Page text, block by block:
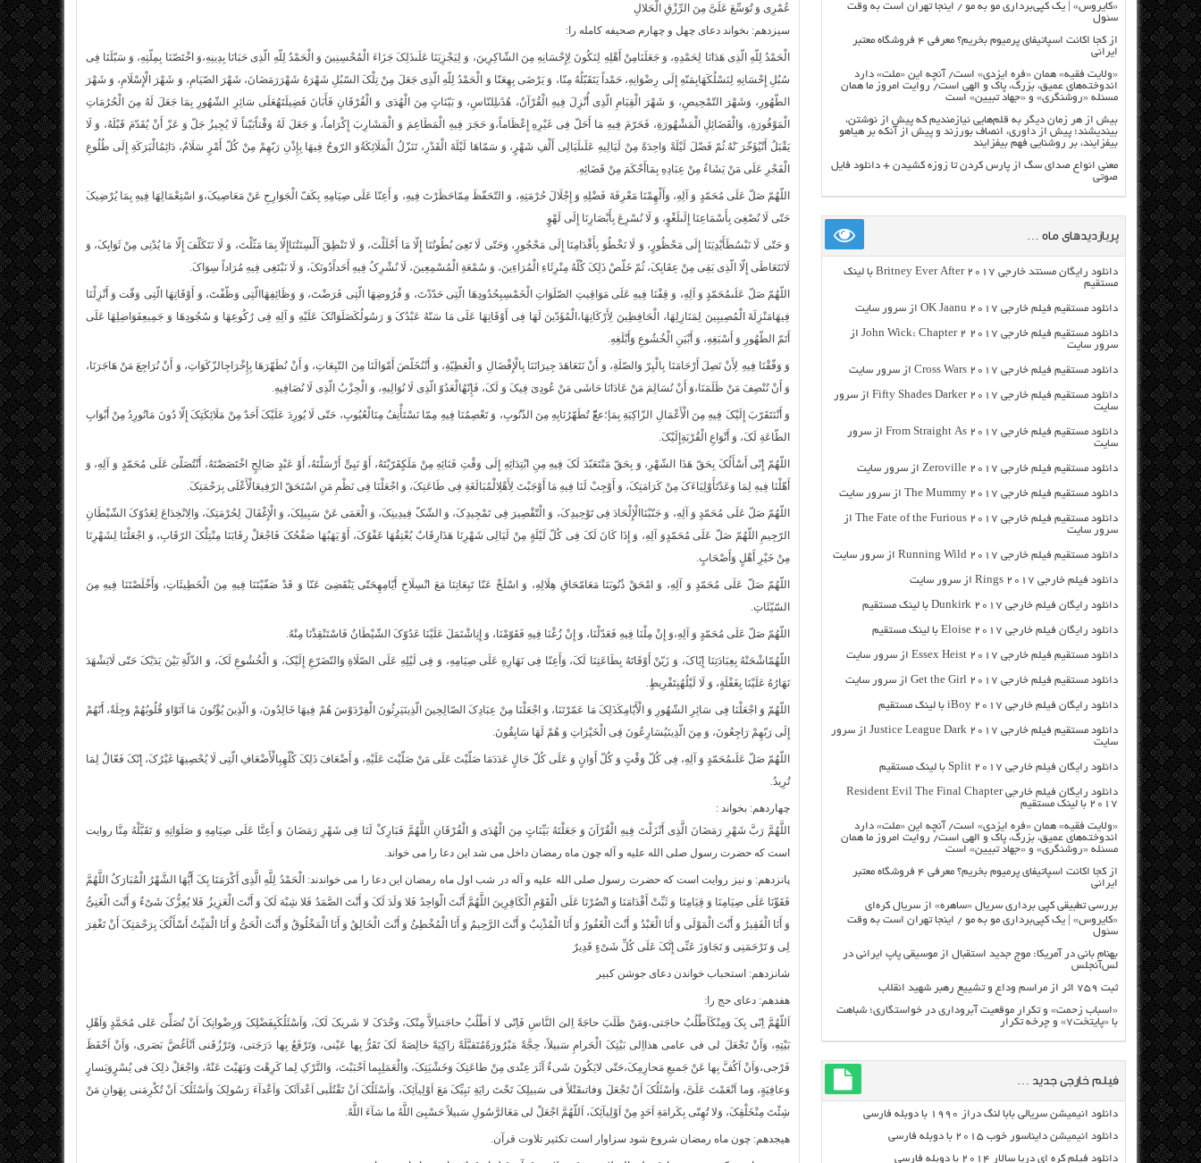
عُمْرِی وَ تُوَسِّعَ عَلَیَّ مِنَ الرِّزْقِ الْحَلالِ
سیزدهم: بخواند دعاى چهل و چهارم صحیفه کامله را:
الْحَمْدُ لِلّهِ الّذِی هَدَانَا لِحَمْدِهِ، وَ جَعَلَنَامِنْ أَهْلِهِ لِنَکُونَ لِإِحْسَانِهِ مِنَ الشّاکِرِینَ، وَ لِیَجْزِیَنَا عَلَىذَلِکَ جَزَاءَ الْمُحْسِنِینَ‏ وَ الْحَمْدُ لِلّهِ الّذِی حَبَانَا بِدِینِهِ،وَ اخْتَصّنَا بِمِلّتِهِ، وَ سَبّلَنَا فِی
سُبُلِ إِحْسَانِهِ لِنَسْلُکَهَابِمَنّهِ إِلَى رِضْوَانِهِ، حَمْداً یَتَقَبّلُهُ مِنّا، وَ یَرْضَى بِهِعَنّا وَ الْحَمْدُ لِلّهِ الّذِی جَعَلَ مِنْ تِلْکَ السّبُلِ شَهْرَهُ شَهْرَرَمَضَانَ، شَهْرَ الصّیَامِ، وَ شَهْرَ الْإِسْلَامِ، وَ شَهْرَ
الطّهُورِ، وَشَهْرَ التّمْحِیصِ، وَ شَهْرَ الْقِیَامِ الّذِی أُنْزِلَ فِیهِ الْقُرْآنُ، هُدًىلِلنّاسِ، وَ بَیّنَاتٍ مِنَ الْهُدَى وَ الْفُرْقَانِ‏ فَأَبَانَ فَضِیلَتَهُعَلَى سَائِرِ الشّهُورِ بِمَا جَعَلَ لَهُ مِنَ الْحُرُمَاتِ
الْمَوْفُورَةِ، وَالْفَضَائِلِ الْمَشْهُورَةِ، فَحَرّمَ فِیهِ مَا أَحَلّ فِی غَیْرِهِ إِعْظَاماً،وَ حَجَرَ فِیهِ الْمَطَاعِمَ وَ الْمَشَارِبَ إِکْرَاماً، وَ جَعَلَ لَهُ وَقْتاًبَیّناً لَا یُجِیزُ جَلّ وَ عَزّ أَنْ یُقَدّمَ قَبْلَهُ، وَ لَا
یَقْبَلُ أَنْیُؤَخّرَ َنْهُ.ثُمّ فَضّلَ لَیْلَةً وَاحِدَةً مِنْ لَیَالِیهِ عَلَىلَیَالِی أَلْفِ شَهْرٍ، وَ سَمّاهَا لَیْلَةَ الْقَدْرِ، تَنَزّلُ الْمَلَائِکَةُوَ الرّوحُ فِیهَا بِإِذْنِ رَبّهِمْ مِنْ کُلّ أَمْرٍ سَلَامٌ، دَائِمُالْبَرَکَةِ إِلَى طُلُوعِ
الْفَجْرِ عَلَى مَنْ یَشَاءُ مِنْ عِبَادِهِ بِمَاأَحْکَمَ مِنْ قَضَائِهِ.
اللّهُمّ صَلّ عَلَى مُحَمّدٍ وَ آلِهِ، وَأَلْهِمْنَا مَعْرِفَةَ فَضْلِهِ وَ إِجْلَالَ حُرْمَتِهِ، وَ التّحَفّظَ مِمّاحَظَرْتَ فِیهِ، وَ أَعِنّا عَلَى صِیَامِهِ بِکَفّ الْجَوَارِحِ عَنْ مَعَاصِیکَ،وَ اسْتِعْمَالِهَا فِیهِ بِمَا یُرْضِیکَ
حَتّى لَا نُصْغِیَ بِأَسْمَاعِنَا إِلَىلَغْوٍ، وَ لَا نُسْرِعَ بِأَبْصَارِنَا إِلَى لَهْوٍ
وَ حَتّى لَا نَبْسُطَأَیْدِیَنَا إِلَى مَحْظُورٍ، وَ لَا نَخْطُوَ بِأَقْدَامِنَا إِلَى مَحْجُورٍ، وَحَتّى لَا تَعِیَ بُطُونُنَا إِلّا مَا أَحْلَلْتَ، وَ لَا تَنْطِقَ أَلْسِنَتُنَاإِلّا بِمَا مَثّلْتَ، وَ لَا نَتَکَلّفَ إِلّا مَا یُدْنِی مِنْ ثَوَابِکَ، وَ
لَانَتَعَاطَى إِلّا الّذِی یَقِی مِنْ عِقَابِکَ، ثُمّ خَلّصْ ذَلِکَ کُلّهُ مِنْرِئَاءِ الْمُرَاءِینَ، وَ سُمْعَةِ الْمُسْمِعِینَ، لَا نُشْرِکُ فِیهِ أَحَداًدُونَکَ، وَ لَا نَبْتَغِی فِیهِ مُرَاداً سِوَاکَ.
اللّهُمّ صَلّ عَلَىمُحَمّدٍ وَ آلِهِ، وَ قِفْنَا فِیهِ عَلَى مَوَاقِیتِ الصّلَوَاتِ الْخَمْسِبِحُدُودِهَا الّتِی حَدّدْتَ، وَ فُرُوضِهَا الّتِی فَرَضْتَ، وَ وَظَائِفِهَاالّتِی وَظّفْتَ، وَ أَوْقَاتِهَا الّتِی وَقّت‏ وَ أَنْزِلْنَا
فِیهَامَنْزِلَةَ الْمُصِیبِینَ لِمَنَازِلِهَا، الْحَافِظِینَ لِأَرْکَانِهَا،الْمُؤَدّینَ لَهَا فِی أَوْقَاتِهَا عَلَى مَا سَنّهُ عَبْدُکَ وَ رَسُولُکَصَلَوَاتُکَ عَلَیْهِ وَ آلِهِ فِی رُکُوعِهَا وَ سُجُودِهَا وَ جَمِیعِفَوَاضِلِهَا عَلَى
أَتَمّ الطّهُورِ وَ أَسْبَغِهِ، وَ أَبْیَنِ الْخُشُوعِ وَأَبْلَغِهِ.
وَ وَفّقْنَا فِیهِ لِأَنْ نَصِلَ أَرْحَامَنَا بِالْبِرّ وَالصّلَةِ، وَ أَنْ نَتَعَاهَدَ جِیرَانَنَا بِالْإِفْضَالِ وَ الْعَطِیّةِ، وَ أَنْنُخَلّصَ أَمْوَالَنَا مِنَ التّبِعَاتِ، وَ أَنْ نُطَهّرَهَا بِإِخْرَاجِالزّکَوَاتِ، وَ أَنْ نُرَاجِعَ مَنْ هَاجَرَنَا،
وَ أَنْ نُنْصِفَ مَنْ ظَلَمَنَا،وَ أَنْ نُسَالِمَ مَنْ عَادَانَا حَاشَى مَنْ عُودِیَ فِیکَ وَ لَکَ، فَإِنّهُالْعَدُوّ الّذِی لَا نُوَالِیهِ، وَ الْحِزْبُ الّذِی لَا نُصَافِیهِ.
وَ أَنْنَتَقَرّبَ إِلَیْکَ فِیهِ مِنَ الْأَعْمَالِ الزّاکِیَةِ بِمَإ؛ععّّ تُطَهّرُنَابِهِ مِنَ الذّنُوبِ، وَ تَعْصِمُنَا فِیهِ مِمّا نَسْتَأْنِفُ‏ مِنَالْعُیُوبِ، حَتّى لَا یُورِدَ عَلَیْکَ أَحَدٌ مِنْ مَلَائِکَتِکَ إِلّا دُونَ مَانُورِدُ مِنْ أَبْوَابِ
الطّاعَةِ لَکَ، وَ أَنْوَاعِ الْقُرْبَةِإِلَیْکَ.
اللّهُمّ إِنّی أَسْأَلُکَ بِحَقّ هَذَا الشّهْرِ، وَ بِحَقّ مَنْتَعَبّدَ لَکَ فِیهِ مِنِ ابْتِدَائِهِ إِلَى وَقْتِ فَنَائِهِ مِنْ مَلَکٍقَرّبْتَهُ، أَوْ نَبِیّ‏ٍ أَرْسَلْتَهُ، أَوْ عَبْدٍ صَالِحٍ اخْتَصَصْتَهُ، أَنْتُصَلّیَ عَلَى مُحَمّدٍ وَ آلِهِ، وَ
أَهّلْنَا فِیهِ لِمَا وَعَدْتَأَوْلِیَاءَکَ مِنْ کَرَامَتِکَ، وَ أَوْجِبْ لَنَا فِیهِ مَا أَوْجَبْتَ لِأَهْلِالْمُبَالَغَةِ فِی طَاعَتِکَ، وَ اجْعَلْنَا فِی نَظْمِ مَنِ اسْتَحَقّ الرّفِیعَالْأَعْلَى بِرَحْمَتِکَ.
اللّهُمّ صَلّ عَلَى مُحَمّدٍ وَ آلِهِ، وَ جَنّبْنَاالْإِلْحَادَ فِی تَوْحِیدِکَ، وَ الْتّقْصِیرَ فِی تَمْجِیدِکَ، وَ الشّکّ فِیدِینِکَ، وَ الْعَمَى عَنْ سَبِیلِکَ، وَ الْإِغْفَالَ لِحُرْمَتِکَ، وَالِانْخِدَاعَ لِعَدُوّکَ الشّیْطَانِ
الرّجِیمِ‏ اللّهُمّ صَلّ عَلَى مُحَمّدٍوَ آلِهِ، وَ إِذَا کَانَ لَکَ فِی کُلّ لَیْلَةٍ مِنْ لَیَالِی شَهْرِنَا هَذَارِقَابٌ یُعْتِقُهَا عَفْوُکَ، أَوْ یَهَبُهَا صَفْحُکَ فَاجْعَلْ رِقَابَنَا مِنْتِلْکَ الرّقَابِ، وَ اجْعَلْنَا لِشَهْرِنَا
مِنْ خَیْرِ أَهْلٍ وَأَصْحَابٍ.
اللّهُمّ صَلّ عَلَى مُحَمّدٍ وَ آلِهِ، وَ امْحَقْ ذُنُوبَنَا مَعَامّحَاقِ هِلَالِهِ، وَ اسْلَخْ عَنّا تَبِعَاتِنَا مَعَ انْسِلَاخِ أَیّامِهِحَتّى یَنْقَضِیَ عَنّا وَ قَدْ صَفّیْتَنَا فِیهِ مِنَ الْخَطِیئَاتِ، وَأَخْلَصْتَنَا فِیهِ مِنَ
السّیّئَاتِ.
اللّهُمّ صَلّ عَلَى مُحَمّدٍ وَ آلِهِ،وَ إِنْ مِلْنَا فِیهِ فَعَدّلْنَا، وَ إِنْ زُغْنَا فِیهِ فَقَوّمْنَا، وَ إِنِاشْتَمَلَ عَلَیْنَا عَدُوّکَ الشّیْطَانُ فَاسْتَنْقِذْنَا مِنْهُ.
اللّهُمّاشْحَنْهُ بِعِبَادَتِنَا إِیّاکَ، وَ زَیّنْ أَوْقَاتَهُ بِطَاعَتِنَا لَکَ، وَأَعِنّا فِی نَهَارِهِ عَلَى صِیَامِهِ، وَ فِی لَیْلِهِ عَلَى الصّلَاةِ وَالتّضَرّعِ إِلَیْکَ، وَ الْخُشُوعِ لَکَ، وَ الذّلّةِ بَیْنَ یَدَیْکَ حَتّى لَایَشْهَدَ
نَهَارُهُ عَلَیْنَا بِغَفْلَةٍ، وَ لَا لَیْلُهُبِتَفْرِیطٍ.
اللّهُمّ وَ اجْعَلْنَا فِی سَائِرِ الشّهُورِ وَ الْأَیّامِکَذَلِکَ مَا عَمّرْتَنَا، وَ اجْعَلْنَا مِنْ عِبَادِکَ الصّالِحِینَ الّذِینَیَرِثُونَ الْفِرْدَوْسَ هُمْ فِیهَا خَالِدُونَ، وَ الّذِینَ یُؤْتُونَ مَا آتَوْاوَ قُلُوبُهُمْ وَجِلَةٌ، أَنّهُمْ
إِلَى رَبّهِمْ رَاجِعُونَ، وَ مِنَ الّذِینَیُسَارِعُونَ فِی الْخَیْرَاتِ وَ هُمْ لَهَا سَابِقُونَ.
اللّهُمّ صَلّ عَلَىمُحَمّدٍ وَ آلِهِ، فِی کُلّ وَقْتٍ وَ کُلّ أَوَانٍ وَ عَلَى کُلّ حَالٍ عَدَدَمَا صَلّیْتَ عَلَى مَنْ صَلّیْتَ عَلَیْهِ، وَ أَضْعَافَ ذَلِکَ کُلّهِبِالْأَضْعَافِ الّتِی لَا یُحْصِیهَا غَیْرُکَ، إِنّکَ فَعّالٌ لِمَا
تُرِیدُ.
چهاردهم: بخواند :
اللَّهُمَّ رَبَّ شَهْرِ رَمَضَانَ الَّذِی أَنْزَلْتَ فِیهِ الْقُرْآنَ وَ جَعَلْتَهُ بَیِّنَاتٍ مِنَ الْهُدَى وَ الْفُرْقَانِ اللَّهُمَّ فَبَارِکْ لَنَا فِی شَهْرِ رَمَضَانَ وَ أَعِنَّا عَلَى صِیَامِهِ وَ صَلَوَاتِهِ وَ تَقَبَّلْهُ مِنَّا روایت
است که حضرت رسول صلى الله علیه و آله چون ماه رمضان داخل مى ‏شد این دعا را مى‏ خواند.
پانزدهم: و نیز روایت است که حضرت رسول صلى الله علیه و آله در شب اول ماه رمضان این دعا را مى ‏خواندند: الْحَمْدُ لِلَّهِ الَّذِی أَکْرَمَنَا بِکَ أَیُّهَا الشَّهْرُ الْمُبَارَکُ اللَّهُمَّ
فَقَوِّنَا عَلَى صِیَامِنَا وَ قِیَامِنَا وَ ثَبِّتْ أَقْدَامَنَا وَ انْصُرْنَا عَلَى الْقَوْمِ الْکَافِرِینَ اللَّهُمَّ أَنْتَ الْوَاحِدُ فَلا وَلَدَ لَکَ وَ أَنْتَ الصَّمَدُ فَلا شِبْهَ لَکَ وَ أَنْتَ الْعَزِیزُ فَلا یُعِزُّکَ شَیْ‏ءٌ وَ أَنْتَ الْغَنِیُّ
وَ أَنَا الْفَقِیرُ وَ أَنْتَ الْمَوْلَى وَ أَنَا الْعَبْدُ وَ أَنْتَ الْغَفُورُ وَ أَنَا الْمُذْنِبُ وَ أَنْتَ الرَّحِیمُ وَ أَنَا الْمُخْطِئُ وَ أَنْتَ الْخَالِقُ وَ أَنَا الْمَخْلُوقُ وَ أَنْتَ الْحَیُّ وَ أَنَا الْمَیِّتُ أَسْأَلُکَ بِرَحْمَتِکَ أَنْ تَغْفِرَ
لِی وَ تَرْحَمَنِی وَ تَجَاوَزَ عَنِّی إِنَّکَ عَلَى کُلِّ شَیْ‏ءٍ قَدِیرٌ
شانزدهم: استحباب خواندن دعاى جوشن کبیر
هفدهم: دعاى حج را:
اَللّهُمَّ اِنّى‏ بِکَ وَمِنْکَاَطْلُبُ‏ حاجَتى‏،وَمَنْ طَلَبَ حاجَةً اِلىَ النَّاسِ فَاِنّى‏ لا اَطْلُبُ حاجَتى‏اِلاَّ مِنْکَ، وَحْدَکَ لا شَریکَ لَکَ، وَاَسْئَلُکَبِفَضْلِکَ وَرِضْوانِکَ اَنْ تُصَلِّىَ‏ عَلى‏ مُحَمَّدٍ وَاَهْلِ
بَیْتِهِ، وَاَنْ تَجْعَلَ لى‏ فى‏ عامى‏ هذااِلى‏ بَیْتِکَ‏ الْحَرامِ سَبیلاً، حِجَّةً مَبْرُورَةًمُتَقبَّلَةً زاکِیَةً خالِصَةً لَکَ تَقَرُّ بِها عَیْنى‏، وَتَرْفَعُ بِها دَرَجَتى‏، وَتَرْزُقَنى‏ اَنْاَغُضَّ بَصَرى‏، وَاَنْ اَحْفَظَ
فَرْجى‏،وَاَنْ اَکُفَّ بِها عَنْ جَمیعِ مَحارِمِکَ،حَتّى‏ لایَکُونَ شَى‏ءٌ آثَرَ عِنْدى‏ مِنْ طاعَتِکَ وَخَشْیَتِکَ، وَالْعَمَلِبِما اَحْبَبْتَ، وَالتَّرْکِ لِما کَرِهْتَ وَنَهَیْتَ عَنْهُ، وَاجْعَلْ ذلِکَ فى‏ یُسْرٍوَیَسارٍ
وَعافِیَةٍ، وَما اَنْعَمْتَ عَلَىَّ، وَاَسْئَلُکَ اَنْ تَجْعَلَ وَفاتى‏قَتْلاً فى‏ سَبیلِکَ تَحْتَ رایَةِ نَبِیِّکَ‏ مَعَ اَوْلِیآئِکَ، وَاَسْئَلُکَ اَنْ تَقْتُلَبى‏ اَعْدآئَکَ وَاَعْدآءَ رَسُولِکَ وَاَسْئَلُکَ اَنْ تُکْرِمَنى‏ بِهَوانِ مَنْ
شِئْتَ مِنْخَلْقِکَ، وَلا تُهِنّى‏ بِکَرامَةِ اَحَدٍ مِنْ‏ اَوْلِیآئِکَ، اَللّهُمَّ اجْعَلْ لى‏ مَعَالرَّسُولِ سَبیلاً حَسْبِىَ اللَّهُ ما شآءَ اللَّهُ.
هیجدهم: چون ماه رمضان شروع شود سزاوار است تکثیر تلاوت قرآن.
«کایروس» | یک کپی‌برداری مو به مو / اینجا تهران است به وقت
سئول
از کجا اکانت اسپاتیفای پرمیوم بخریم؟ معرفی ۴ فروشگاه معتبر
ایرانی
«ولایت فقیه» همان «فره ایزدی» است/ آنچه این «ملت» دارد
اندوخته‌های عمیق، بزرگ، پاک و الهی است/ روایت امروز ما همان
مسئله «روشنگری» و «جهاد تبیین» است
بیش از هر زمان دیگر به قلم‌هایی نیازمندیم که پیش از نوشتن،
بیندیشند؛ پیش از داوری، انصاف بورزند و پیش از آنکه بر هیاهو
بیفزایند، بر روشنایی فهم بیفزایند
معنی انواع صدای سگ از پارس کردن تا زوزه کشیدن + دانلود فایل
صوتی
پربازدیدهای ماه …
دانلود رایگان مسنتد خارجی Britney Ever After 2017 با لینک
مستقیم
دانلود مستقیم فیلم خارجی OK Jaanu 2017 از سرور سایت
دانلود مستقیم فیلم خارجی John Wick: Chapter 2 2017 از
سرور سایت
دانلود مستقیم فیلم خارجی Cross Wars 2017 از سرور سایت
دانلود مستقیم فیلم خارجی Fifty Shades Darker 2017 از سرور
سایت
دانلود مستقیم فیلم خارجی From Straight As 2017 از سرور
سایت
دانلود مستقیم فیلم خارجی Zeroville 2017 از سرور سایت
دانلود مستقیم فیلم خارجی The Mummy 2017 از سرور سایت
دانلود مستقیم فیلم خارجی The Fate of the Furious 2017 از
سرور سایت
دانلود مستقیم فیلم خارجی Running Wild 2017 از سرور سایت
دانلود فیلم خارجی Rings 2017 از سرور سایت
دانلود رایگان فیلم خارجی Dunkirk 2017 با لینک مستقیم
دانلود رایگان فیلم خارجی Eloise 2017 با لینک مستقیم
دانلود مستقیم فیلم خارجی Essex Heist 2017 از سرور سایت
دانلود مستقیم فیلم خارجی Get the Girl 2017 از سرور سایت
دانلود رایگان فیلم خارجی iBoy 2017 با لینک مستقیم
دانلود مستقیم فیلم خارجی Justice League Dark 2017 از سرور
سایت
دانلود رایگان فیلم خارجی Split 2017 با لینک مستقیم
دانلود رایگان فیلم خارجی Resident Evil The Final Chapter
2017 با لینک مستقیم
«ولایت فقیه» همان «فره ایزدی» است/ آنچه این «ملت» دارد
اندوخته‌های عمیق، بزرگ، پاک و الهی است/ روایت امروز ما همان
مسئله «روشنگری» و «جهاد تبیین» است
از کجا اکانت اسپاتیفای پرمیوم بخریم؟ معرفی ۴ فروشگاه معتبر
ایرانی
بررسی تطبیقی کپی برداری سریال «ساهره» از سریال کره‌ای
«کایروس» | یک کپی‌برداری مو به مو / اینجا تهران است به وقت
سئول
بهنام بانی در آمریکا: موج جدید استقبال از موسیقی پاپ ایرانی در
لس‌آنجلس
ثبت ۷۵۹ اثر از مراسم وداع و تشییع رهبر شهید انقلاب
«اسباب زحمت» و تکرار موقعیت آبروداری در خواستگاری؛ شباهت
با «پایتخت۷» و چرخه تکرار
فیلم خارجی جدید …
دانلود انیمیشن سریالی بابا لنگ دراز ۱۹۹۰ با دوبله فارسی
دانلود انیمیشن دایناسور خوب ۲۰۱۵ با دوبله فارسی
دانلود فیلم کره ای دریا سالار ۲۰۱۴ با دوبله فارسی